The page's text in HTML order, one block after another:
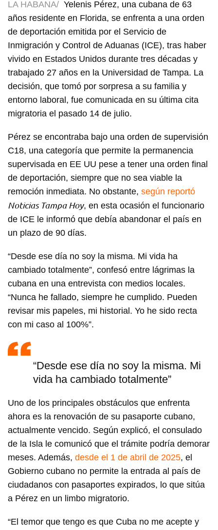
LA HABANA/ Yelenis Pérez, una cubana de 63
años residente en Florida, se enfrenta a una orden
de deportación emitida por el Servicio de
Inmigración y Control de Aduanas (ICE), tras haber
vivido en Estados Unidos durante tres décadas y
trabajado 27 años en la Universidad de Tampa. La
decisión, que tomó por sorpresa a su familia y
entorno laboral, fue comunicada en su última cita
migratoria el pasado 14 de julio.
Pérez se encontraba bajo una orden de supervisión
C18, una categoría que permite la permanencia
supervisada en EE UU pese a tener una orden final
de deportación, siempre que no sea viable la
remoción inmediata. No obstante, según reportó
Noticias Tampa Hoy, en esta ocasión el funcionario
de ICE le informó que debía abandonar el país en
un plazo de 90 días.
“Desde ese día no soy la misma. Mi vida ha
cambiado totalmente”, confesó entre lágrimas la
cubana en una entrevista con medios locales.
“Nunca he fallado, siempre he cumplido. Pueden
revisar mis papeles, mi historial. Yo he sido recta
con mi caso al 100%”.
“Desde ese día no soy la misma. Mi
vida ha cambiado totalmente”
Uno de los principales obstáculos que enfrenta
ahora es la renovación de su pasaporte cubano,
actualmente vencido. Según explicó, el consulado
de la Isla le comunicó que el trámite podría demorar
meses. Además, desde el 1 de abril de 2025, el
Gobierno cubano no permite la entrada al país de
ciudadanos con pasaportes expirados, lo que sitúa
a Pérez en un limbo migratorio.
“El temor que tengo es que Cuba no me acepte y